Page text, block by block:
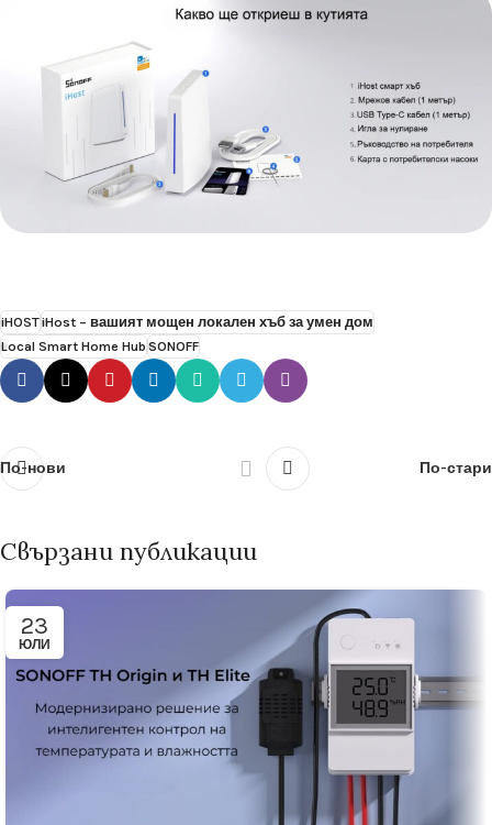
iHOSTiHost – вашият мощен локален хъб за умен дом
Local Smart Home Hub SONOFF
По-нови По-стари
Свързани публикации
23
ЮЛИ